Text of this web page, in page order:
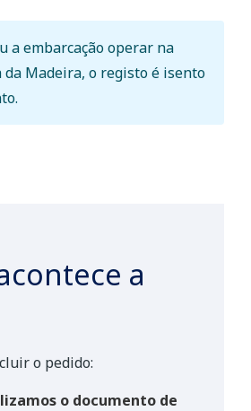
a embarcação operar na
da Madeira, o registo é isento
a
o pedido:
o documento de